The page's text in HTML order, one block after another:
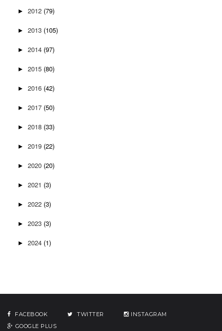
► 2012 (79)
► 2013 (105)
► 2014 (97)
► 2015 (80)
► 2016 (42)
► 2017 (50)
► 2018 (33)
► 2019 (22)
► 2020 (20)
► 2021 (3)
► 2022 (3)
► 2023 (3)
► 2024 (1)
FACEBOOK TWITTER
INSTAGRAM
GOOGLE PLUS